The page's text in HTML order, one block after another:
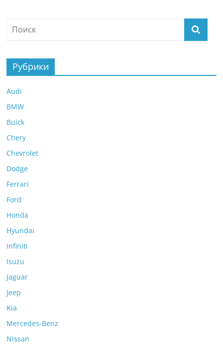
Рубрики
Audi
BMW
Buick
Chery
Chevrolet
Dodge
Ferrari
Ford
Honda
Hyundai
Infiniti
Isuzu
Jaguar
Jeep
Kia
Mercedes-Benz
Nissan